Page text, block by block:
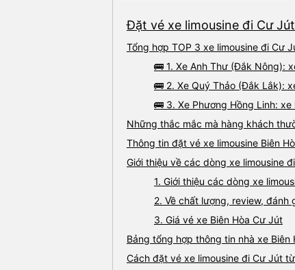
Đặt vé xe limousine đi Cư
Tổng hợp TOP 3 xe limousine đi Cư
🚌 1. Xe Anh Thư (Đắk Nông):
🚌 2. Xe Quý Thảo (Đắk Lắk):
🚌 3. Xe Phương Hồng Linh:
Những thắc mắc mà hàng khách
Thông tin đặt vé xe limousine Biên
Giới thiệu về các dòng xe limousine
1. Giới thiệu các dòng xe
2. Về chất lượng, review, đánh
3. Giá vé xe Biên Hòa Cư Jút
Bảng tổng hợp thông tin nhà xe Biên
Cách đặt vé xe limousine đi Cư Jút